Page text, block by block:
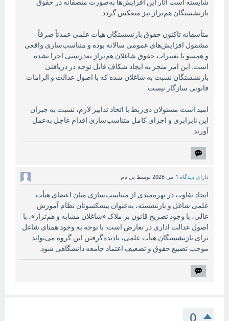
شایسته است آثار این افزایش‌ها به‌صورت منصفانه در حقوق
بازنشستگان هم‌تراز نیز منعکس گردد.
متأسفانه تاکنون حقوق بازنشستگان هیأت علمی عمدتاً صرفاً
مشمول افزایش‌های عمومی سالانه بوده و متناسب‌سازی واقعی
و همسو با تغییرات حقوق شاغلان هم‌تراز به‌درستی اجرا نشده
است. این امر منجر به ایجاد شکاف قابل توجه در دریافتی
بازنشستگان نسبت به شاغلان شده که با اصول عدالت و الزامات
قانونی سازگار نیست.
امید است مسئولان ذی‌ربط با اتخاذ تدابیر لازم، نسبت به جبران
این نابرابری و اجرای کامل متناسب‌سازی اقدام عاجل به‌عمل
آورند.
دارای دیدگاه 1 می 2026 توسط بی نام
ایجاد تفاوت در بهره‌مندی از متناسب‌سازی میان اعضای هیأت
علمی شاغل و بازنشسته، به‌عنوان پیشکسوتان نظام آموزش
عالی، با وجود تصریح قانون بر ملاک «شاغلان مشابه و هم‌تراز»، با
اصول عدالت اداری در تعارض است. با توجه به وجود همتای شاغل
برای بازنشستگان هیأت علمی، نادیده‌گرفتن این گروه می‌تواند
موجب تضییع حقوق و تضعیف اعتماد جامعه دانشگاهی شود.
0